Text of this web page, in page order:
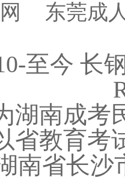
东莞成
至今 长
湖南成考
省教育考
南省长沙